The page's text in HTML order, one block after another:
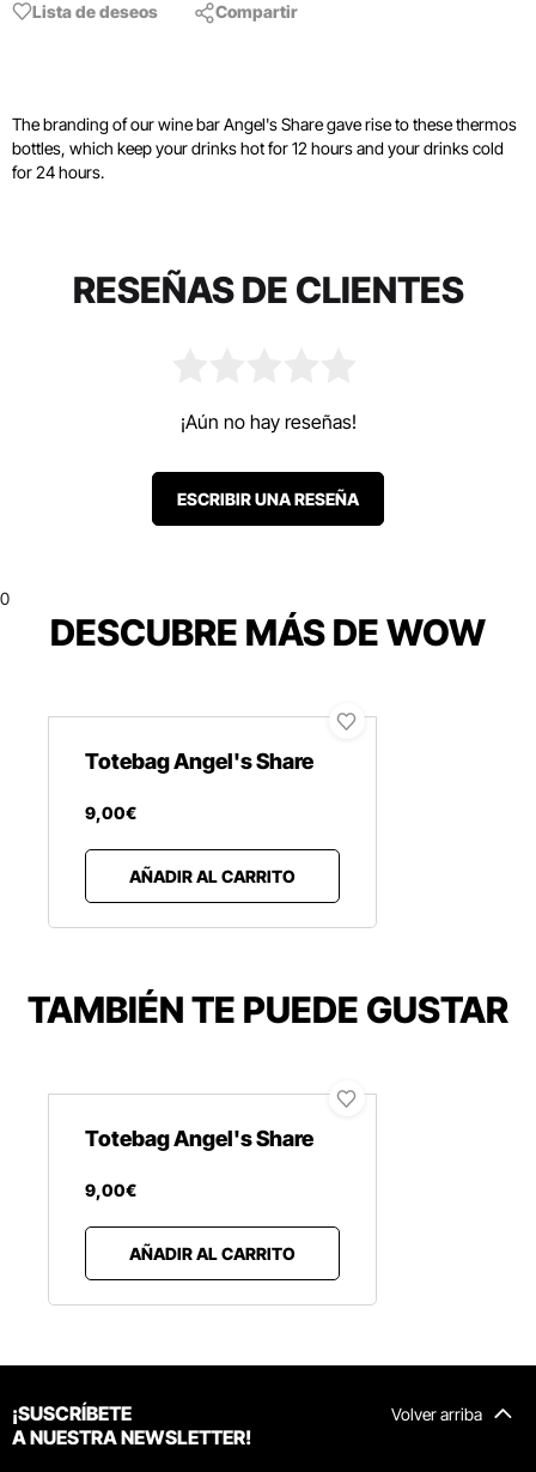
Lista de deseos Compartir
The branding of our wine bar Angel's Share gave rise to these thermos
bottles, which keep your drinks hot for 12 hours and your drinks cold
for 24 hours.
RESEÑAS DE CLIENTES
¡Aún no hay reseñas!
ESCRIBIR UNA RESEÑA
0
DESCUBRE MÁS DE WOW
Totebag Angel's Share
9,00€
AÑADIR AL CARRITO
TAMBIÉN TE PUEDE GUSTAR
Totebag Angel's Share
9,00€
AÑADIR AL CARRITO
Volver arriba
¡SUSCRÍBETE
A NUESTRA NEWSLETTER!